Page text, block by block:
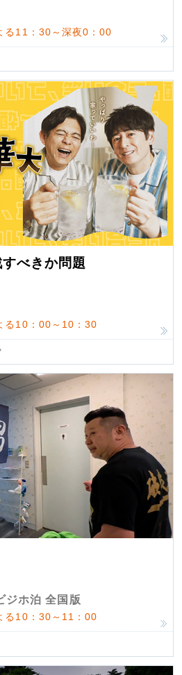
る11：30～深夜0：00
べきか問題
る10：00～10：30
ジホ泊 全国版
る10：30～11：00